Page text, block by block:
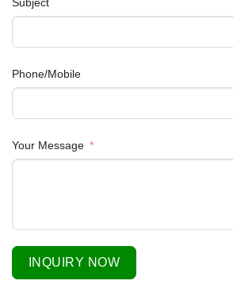
Phone/Mobile
Your Message
INQUIRY NOW